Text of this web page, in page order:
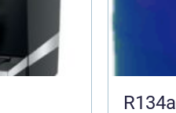
R134a egenskaper,